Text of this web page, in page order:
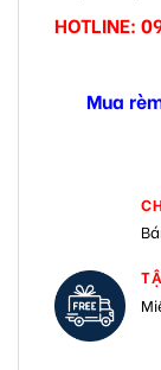
HOTLINE:
Mua